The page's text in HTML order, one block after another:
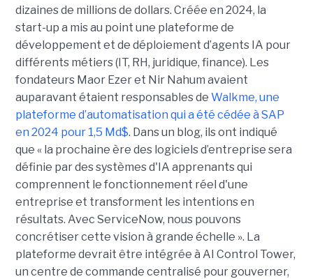
dizaines de millions de dollars. Créée en 2024, la
start-up a mis au point une plateforme de
développement et de déploiement d’agents IA pour
différents métiers (IT, RH, juridique, finance). Les
fondateurs Maor Ezer et Nir Nahum avaient
auparavant étaient responsables de Walkme, une
plateforme d’automatisation qui a été cédée à SAP
en 2024 pour 1,5 Md$. Dans un blog, ils ont indiqué
que « la prochaine ère des logiciels d’entreprise sera
définie par des systèmes d'IA apprenants qui
comprennent le fonctionnement réel d'une
entreprise et transforment les intentions en
résultats. Avec ServiceNow, nous pouvons
concrétiser cette vision à grande échelle ». La
plateforme devrait être intégrée à AI Control Tower,
un centre de commande centralisé pour gouverner,